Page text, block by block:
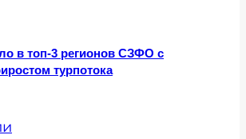
в топ-3 регионов СЗФО с
турпотока